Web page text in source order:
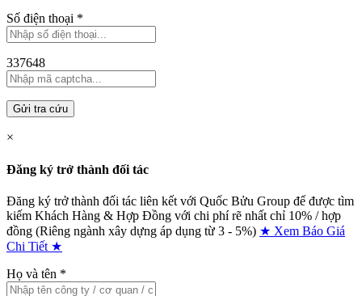
Số điện thoại *
337648
Gửi tra cứu
×
Đăng ký trở thành đối tác
Đăng ký trở thành đối tác liên kết với Quốc Bửu Group để được tìm
kiếm Khách Hàng & Hợp Đồng với chi phí rẽ nhất chỉ 10% / hợp
đồng (Riêng ngành xây dựng áp dụng từ 3 - 5%) ★ Xem Báo Giá
Chi Tiết ★
Họ và tên *